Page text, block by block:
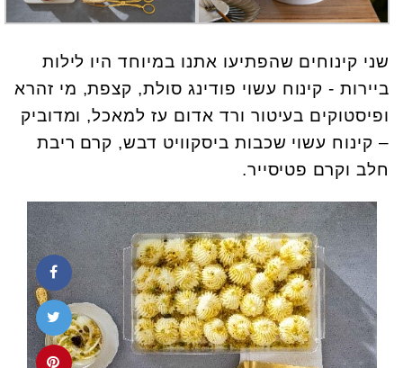
שני קינוחים שהפתיעו אתנו במיוחד היו לילות
ביירות - קינוח עשוי פודינג סולת, קצפת, מי זהרא
ופיסטוקים בעיטור ורד אדום עז למאכל, ומדוביק
– קינוח עשוי שכבות ביסקוויט דבש, קרם ריבת
חלב וקרם פטיסייר.